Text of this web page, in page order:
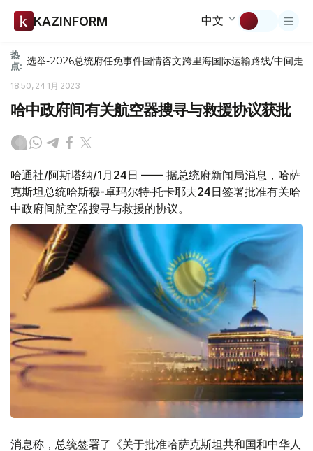
KAZINFORM 中文
热
点: 选举-2026总统府任免事件国情咨文跨里海国际运输路线/中间走廊
18:50, 24 1月 2023
哈中政府间有关航空器搜寻与救援协议获批
哈通社/阿斯塔纳/1月24日 —— 据总统府新闻局消息，哈萨
克斯坦总统哈斯穆-卓玛尔特·托卡耶夫24日签署批准有关哈
中政府间航空器搜寻与救援的协议。
消息称，总统签署了《关于批准哈萨克斯坦共和国和中华人